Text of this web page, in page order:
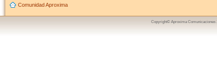
Comunidad Aproxima
Copyright© Aproxima Comunicaciones